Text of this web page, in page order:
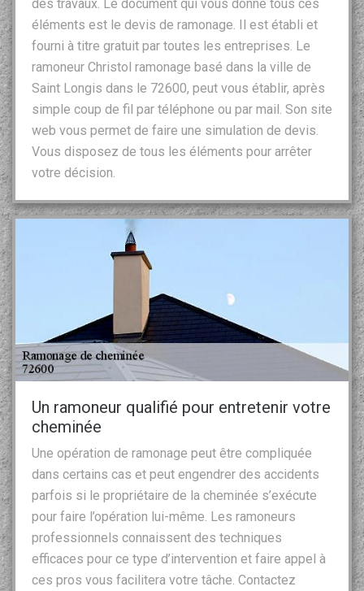
des travaux. Le document qui vous donne tous ces
éléments est le devis de ramonage. Il est établi et
fourni à titre gratuit par toutes les entreprises. Le
ramoneur Christol ramonage basé dans la ville de
Saint Longis dans le 72600, peut vous établir, après
simple coup de fil par téléphone ou par mail. Son site
web vous permet de faire une simulation de devis.
Vous disposez de tous les éléments pour arrêter
votre décision.
Un ramoneur qualifié pour entretenir votre
cheminée
Une opération de ramonage peut être compliquée
dans certains cas et peut engendrer des accidents
parfois si le propriétaire de la cheminée s’exécute
pour faire l’opération lui-même. Les ramoneurs
professionnels connaissent des techniques
efficaces pour ce type d’intervention et faire appel à
ces pros vous facilitera votre tâche. Contactez